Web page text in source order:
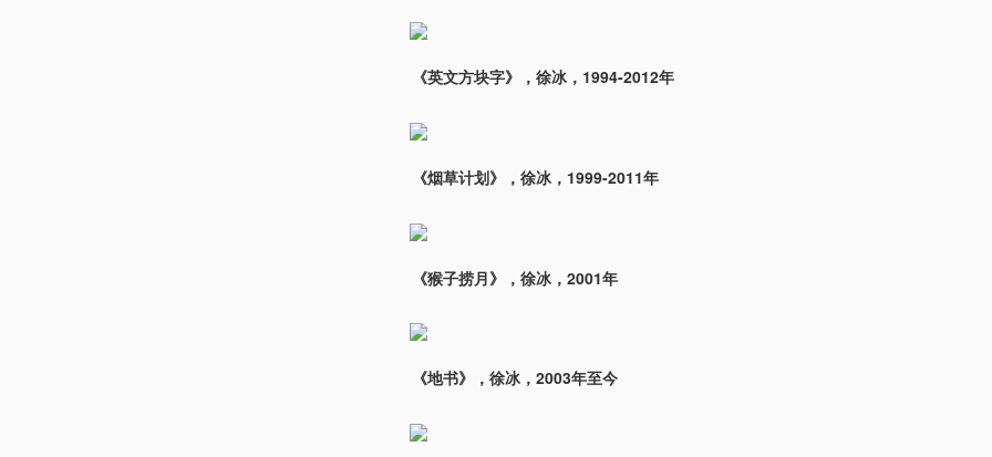
《英文方块字》，徐冰，1994-2012年
《烟草计划》，徐冰，1999-2011年
《猴子捞月》，徐冰，2001年
《地书》，徐冰，2003年至今